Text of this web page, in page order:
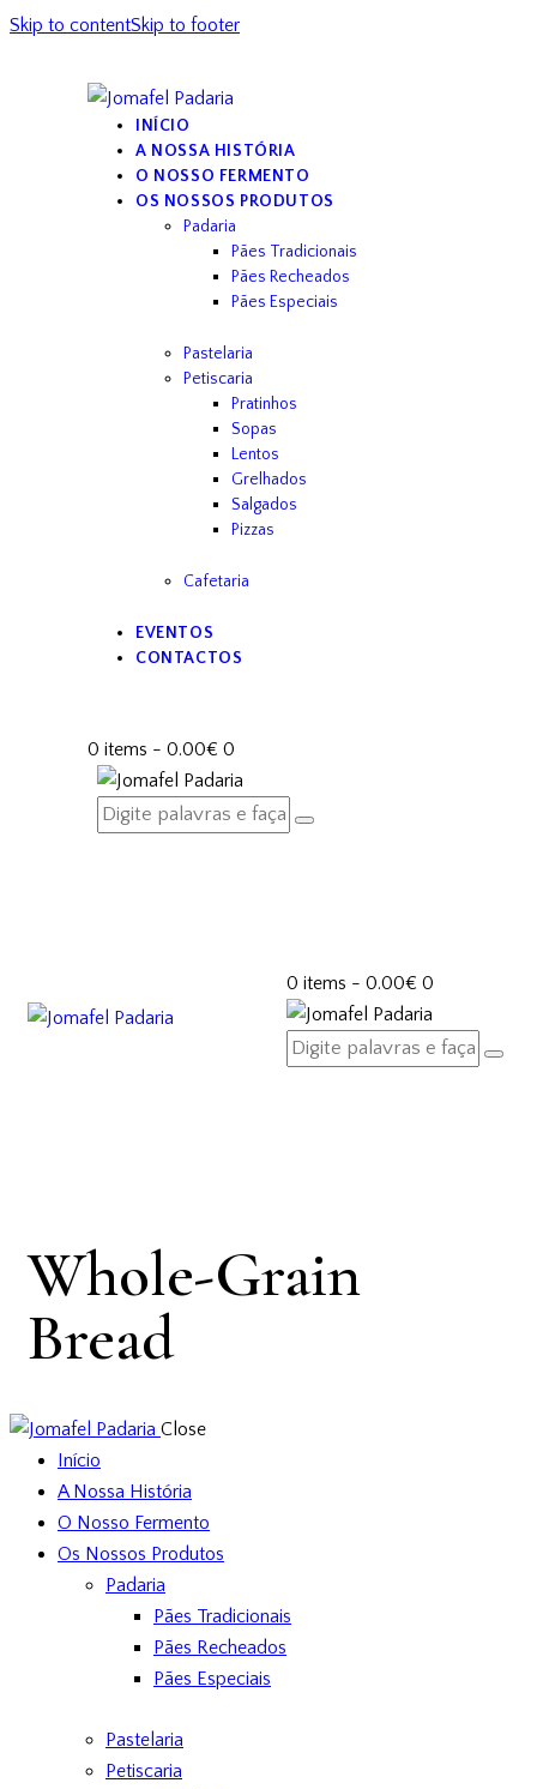
Skip to contentSkip to footer
INÍCIO
A NOSSA HISTÓRIA
O NOSSO FERMENTO
OS NOSSOS PRODUTOS
Padaria
Pães Tradicionais
Pães Recheados
Pães Especiais
Pastelaria
Petiscaria
Pratinhos
Sopas
Lentos
Grelhados
Salgados
Pizzas
Cafetaria
EVENTOS
CONTACTOS
0 items - 0.00€ 0
0 items - 0.00€ 0
Whole-Grain
Bread
Close
Início
A Nossa História
O Nosso Fermento
Os Nossos Produtos
Padaria
Pães Tradicionais
Pães Recheados
Pães Especiais
Pastelaria
Petiscaria